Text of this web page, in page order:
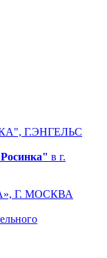
Г.ЭНГЕЛЬС
в г.
Г. МОСКВА